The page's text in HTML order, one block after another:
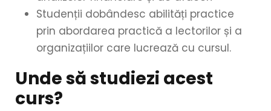
Studenții dobândesc abilități practice
prin abordarea practică a lectorilor și a
organizațiilor care lucrează cu cursul.
Unde să studiezi acest
curs?